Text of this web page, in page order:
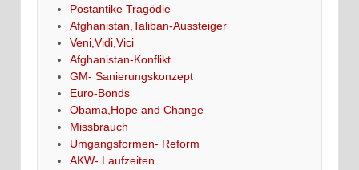
Postantike Tragödie
Afghanistan,Taliban-Aussteiger
Veni,Vidi,Vici
Afghanistan-Konflikt
GM- Sanierungskonzept
Euro-Bonds
Obama,Hope and Change
Missbrauch
Umgangsformen- Reform
AKW- Laufzeiten